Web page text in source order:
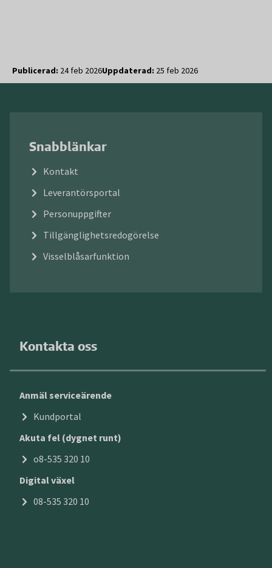
Publicerad: 24 feb 2026Uppdaterad: 25 feb 2026
Snabblänkar
Kontakt
Leverantörsportal
Personuppgifter
Tillgänglighetsredogörelse
Visselblåsarfunktion
Kontakta oss
Anmäl serviceärende
Kundportal
Akuta fel (dygnet runt)
o8-535 320 10
Digital växel
08-535 320 10